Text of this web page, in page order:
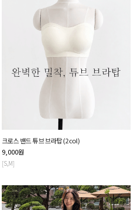
크로스 밴드 튜브 브라탑 (2col)
9,000원
[S,M]